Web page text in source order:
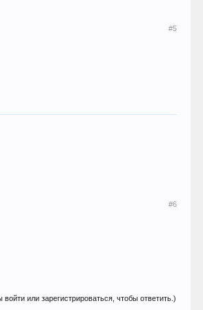
#5
#6
или зарегистрироваться, чтобы ответить.)